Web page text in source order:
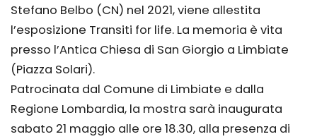
Stefano Belbo (CN) nel 2021, viene allestita
l’esposizione Transiti for life. La memoria è vita
presso l’Antica Chiesa di San Giorgio a Limbiate
(Piazza Solari).
Patrocinata dal Comune di Limbiate e dalla
Regione Lombardia, la mostra sarà inaugurata
sabato 21 maggio alle ore 18.30, alla presenza di